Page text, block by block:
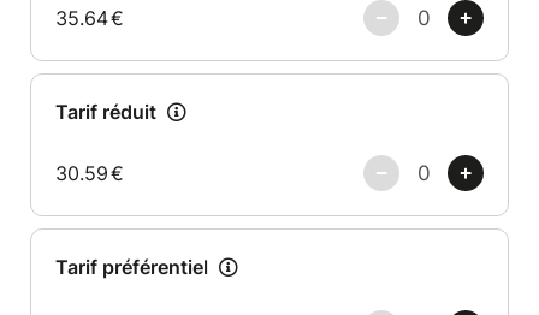
35.64€
Tarif réduit
30.59€
Tarif préférentiel